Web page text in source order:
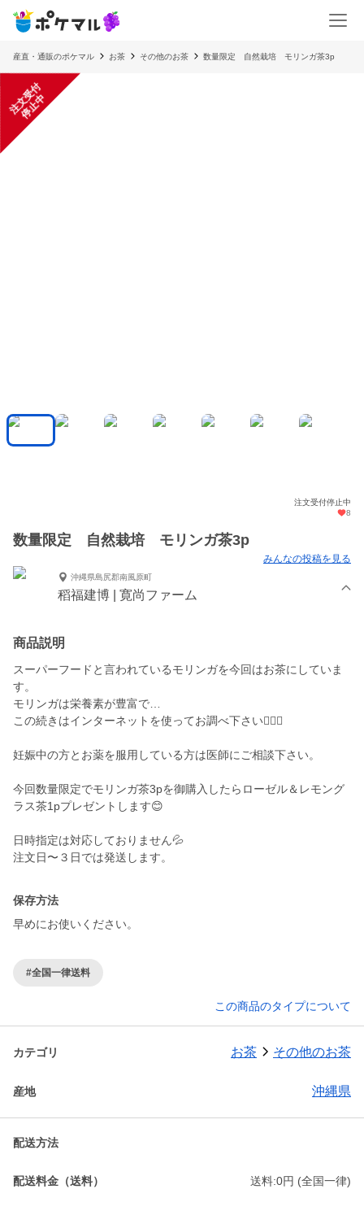
産直・通販のポケマル お茶 その他のお茶 数量限定 自然栽培 モリンガ茶3p
注
文
受
付
停
止
中
注文受付停止中
8
数量限定 自然栽培 モリンガ茶3p
みんなの投稿を見る
沖縄県島尻郡南風原町
稻福建博 | 寛尚ファーム
商品説明
スーパーフードと言われているモリンガを今回はお茶にしていま
す。
モリンガは栄養素が豊富で…
この続きはインターネットを使ってお調べ下さい🙇🏽‍♂️
妊娠中の方とお薬を服用している方は医師にご相談下さい。
今回数量限定でモリンガ茶3pを御購入したらローゼル＆レモング
ラス茶1pプレゼントします😊
日時指定は対応しておりません💦
注文日〜３日では発送します。
保存方法
早めにお使いください。
#全国一律送料
この商品のタイプについて
カテゴリ お茶 その他のお茶
産地 沖縄県
配送方法
配送料金（送料） 送料:0円 (全国一律)